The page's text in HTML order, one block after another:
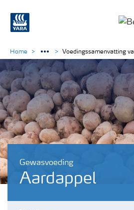
Gewasvoeding
Aardappel
Home Voedingssamenvatting